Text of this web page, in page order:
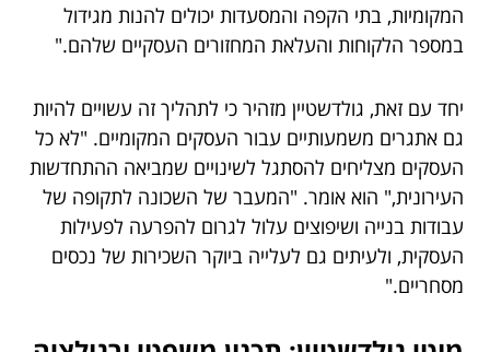
המקומיות, בתי הקפה והמסעדות יכולים להנות מגידול
במספר הלקוחות והעלאת המחזורים העסקיים שלהם."
יחד עם זאת, גולדשטיין מזהיר כי לתהליך זה עשויים להיות
גם אתגרים משמעותיים עבור העסקים המקומיים. "לא כל
העסקים מצליחים להסתגל לשינויים שמביאה ההתחדשות
העירונית," הוא אומר. "המעבר של השכונה לתקופה של
עבודות בנייה ושיפוצים עלול לגרום להפרעה לפעילות
העסקית, ולעיתים גם לעלייה ביוקר השכירות של נכסים
מסחריים."